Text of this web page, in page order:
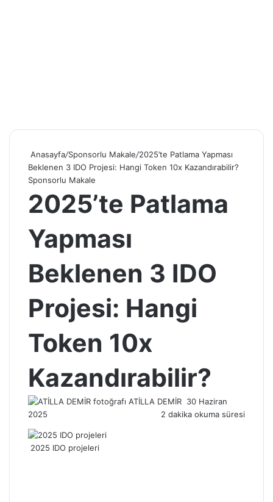
Anasayfa/Sponsorlu Makale/2025’te Patlama Yapması
Beklenen 3 IDO Projesi: Hangi Token 10x Kazandırabilir?
Sponsorlu Makale
2025’te Patlama
Yapması
Beklenen 3 IDO
Projesi: Hangi
Token 10x
Kazandırabilir?
ATİLLA DEMİR Bir
e-
30 Haziran
2025
2 dakika okuma süresi
2025 IDO projeleri